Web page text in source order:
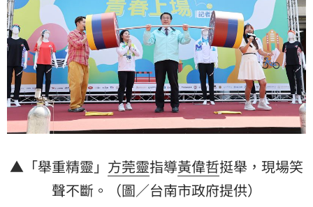
▲「舉重精靈」 方莞靈指導黃偉哲挺舉，現場笑
聲不斷。（圖／台南市政府提供）